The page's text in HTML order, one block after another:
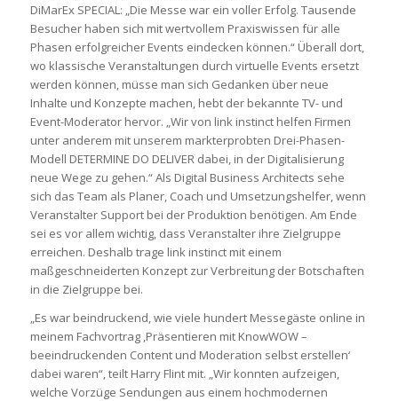
DiMarEx SPECIAL: „Die Messe war ein voller Erfolg. Tausende
Besucher haben sich mit wertvollem Praxiswissen für alle
Phasen erfolgreicher Events eindecken können.“ Überall dort,
wo klassische Veranstaltungen durch virtuelle Events ersetzt
werden können, müsse man sich Gedanken über neue
Inhalte und Konzepte machen, hebt der bekannte TV- und
Event-Moderator hervor. „Wir von link instinct helfen Firmen
unter anderem mit unserem markterprobten Drei-Phasen-
Modell DETERMINE DO DELIVER dabei, in der Digitalisierung
neue Wege zu gehen.“ Als Digital Business Architects sehe
sich das Team als Planer, Coach und Umsetzungshelfer, wenn
Veranstalter Support bei der Produktion benötigen. Am Ende
sei es vor allem wichtig, dass Veranstalter ihre Zielgruppe
erreichen. Deshalb trage link instinct mit einem
maßgeschneiderten Konzept zur Verbreitung der Botschaften
in die Zielgruppe bei.
„Es war beindruckend, wie viele hundert Messegäste online in
meinem Fachvortrag ,Präsentieren mit KnowWOW –
beeindruckenden Content und Moderation selbst erstellen‘
dabei waren“, teilt Harry Flint mit. „Wir konnten aufzeigen,
welche Vorzüge Sendungen aus einem hochmodernen